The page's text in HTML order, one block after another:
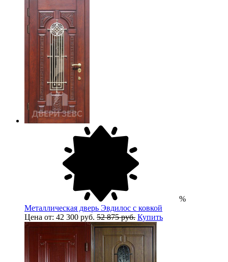
%
Металлическая дверь Эвдилос с ковкой
Цена от: 42 300 руб. 52 875 руб. Купить